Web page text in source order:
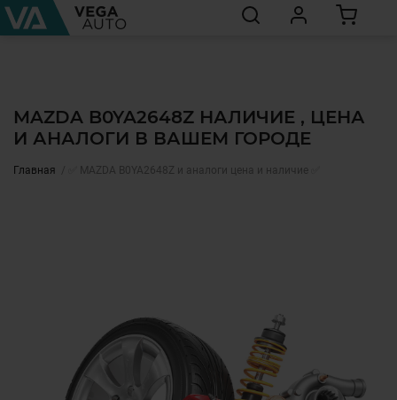
MAZDA B0YA2648Z НАЛИЧИЕ , ЦЕНА
И АНАЛОГИ В ВАШЕМ ГОРОДЕ
Главная ✅ MAZDA B0YA2648Z и аналоги цена и наличие ✅